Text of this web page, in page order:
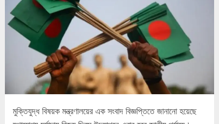
মুক্তিযুদ্ধ বিষয়ক মন্ত্রণালয়ের এক সংবাদ বিজ্ঞপ্তিতে জানানো হয়েছে